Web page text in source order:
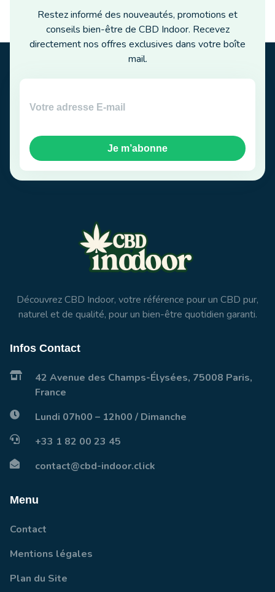
Restez informé des nouveautés, promotions et
conseils bien-être de CBD Indoor. Recevez
directement nos offres exclusives dans votre boîte
mail.
Je m’abonne
Découvrez CBD Indoor, votre référence pour un CBD pur,
naturel et de qualité, pour un bien-être quotidien garanti.
Infos Contact
42 Avenue des Champs-Élysées, 75008 Paris,
France
Lundi 07h00 – 12h00 / Dimanche
+33 1 82 00 23 45
contact@cbd-indoor.click
Menu
Contact
Mentions légales
Plan du Site